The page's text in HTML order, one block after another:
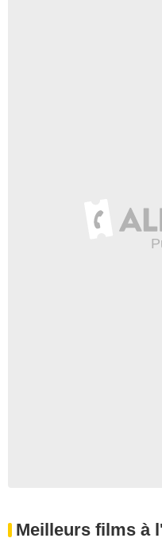
Meilleurs films à